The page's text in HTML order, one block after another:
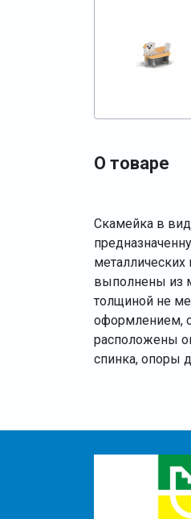
О товаре
Скамейка в
выполнены из
толщиной не
оформлением,
расположены
спинка, опоры